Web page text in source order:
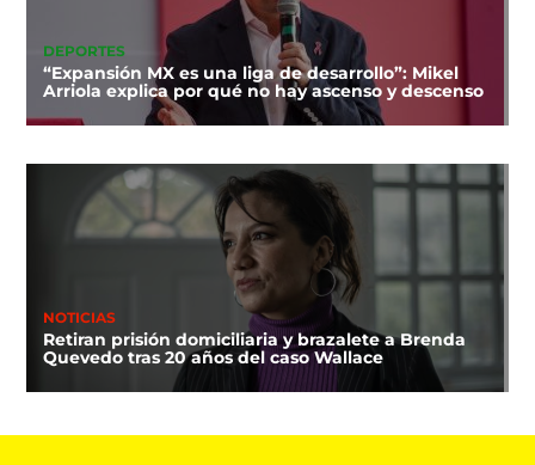
DEPORTES
“Expansión MX es una liga de desarrollo”: Mikel
Arriola explica por qué no hay ascenso y descenso
NOTICIAS
Retiran prisión domiciliaria y brazalete a Brenda
Quevedo tras 20 años del caso Wallace